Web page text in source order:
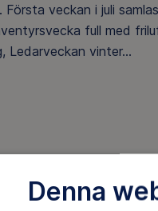
veckan i juli
full med
Ledarveckan vinter...
kurser och
med på
Denna